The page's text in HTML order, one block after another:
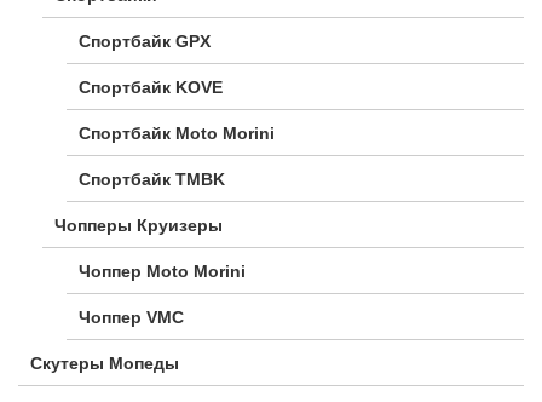
Спортбайк GPX
Спортбайк KOVE
Спортбайк Moto Morini
Спортбайк TMBK
Чопперы Круизеры
Чоппер Moto Morini
Чоппер VMC
Скутеры Мопеды